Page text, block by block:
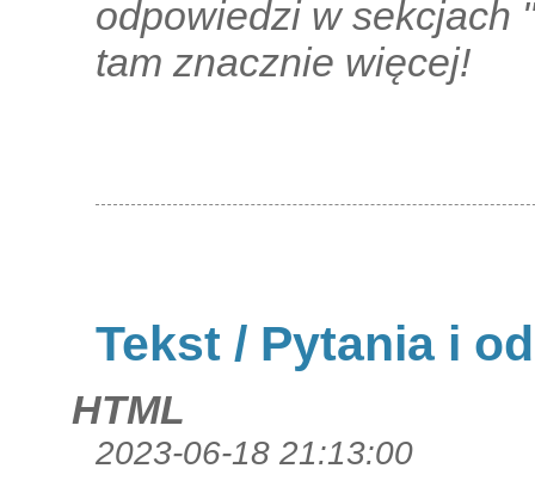
odpowiedzi w sekcjach
tam znacznie więcej!
Tekst / Pytania i
HTML
2023-06-18 21:13:00